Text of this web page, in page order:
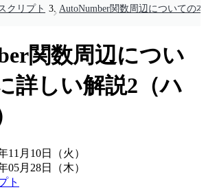
クリプト AutoNumber関数周辺についての
関数周辺につい
詳しい解説2（ハ
11月10日（火）
05月28日（木）
ト